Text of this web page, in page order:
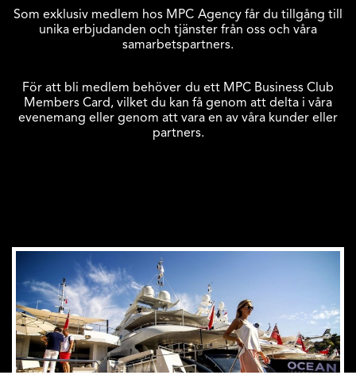
Som exklusiv medlem hos MPC Agency får du tillgång till
unika erbjudanden och tjänster från oss och våra
samarbetspartners.
För att bli medlem behöver du ett MPC Business Club
Members Card, vilket du kan få genom att delta i våra
evenemang eller genom att vara en av våra kunder eller
partners.